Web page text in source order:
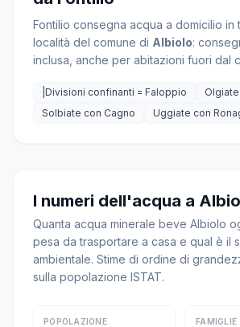
Fontilio consegna acqua a domicilio in
località del comune di Albiolo:
inclusa, anche per abitazioni fuori dal
|Divisioni confinanti = Faloppio
Solbiate con Cagno
Uggiate con
I numeri dell'acqua a
Quanta acqua minerale beve Albiolo
pesa da trasportare a casa e qual è il
ambientale. Stime di ordine di
sulla popolazione ISTAT.
POPOLAZIONE FAMIGLIE